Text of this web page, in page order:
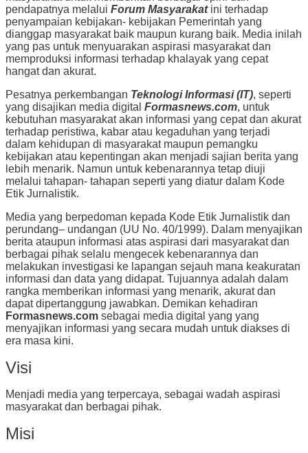
pendapatnya melalui Forum Masyarakatini terhadap
penyampaian kebijakan- kebijakan Pemerintah yang
dianggap masyarakat baik maupun kurang baik. Media inilah
yang pas untuk menyuarakan aspirasi masyarakat dan
memproduksi informasi terhadap khalayak yang cepat
hangat dan akurat.
Pesatnya perkembangan Teknologi Informasi (IT), seperti
yang disajikan media digital Formasnews.com, untuk
kebutuhan masyarakat akan informasi yang cepat dan akurat
terhadap peristiwa, kabar atau kegaduhan yang terjadi
dalam kehidupan di masyarakat maupun pemangku
kebijakan atau kepentingan akan menjadi sajian berita yang
lebih menarik. Namun untuk kebenarannya tetap diuji
melalui tahapan- tahapan seperti yang diatur dalam Kode
Etik Jurnalistik.
Media yang berpedoman kepada Kode Etik Jurnalistik dan
perundang– undangan (UU No. 40/1999). Dalam menyajikan
berita ataupun informasi atas aspirasi dari masyarakat dan
berbagai pihak selalu mengecek kebenarannya dan
melakukan investigasi ke lapangan sejauh mana keakuratan
informasi dan data yang didapat. Tujuannya adalah dalam
rangka memberikan informasi yang menarik, akurat dan
dapat dipertanggung jawabkan. Demikan kehadiran
Formasnews.com sebagai media digital yang yang
menyajikan informasi yang secara mudah untuk diakses di
era masa kini.
Visi
Menjadi media yang terpercaya, sebagai wadah aspirasi
masyarakat dan berbagai pihak.
Misi